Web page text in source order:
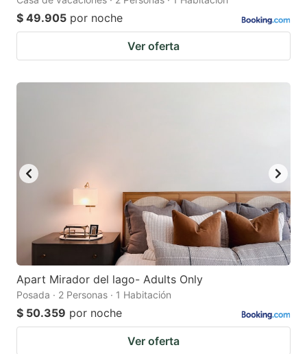
$ 49.905 por noche
Ver oferta
Apart Mirador del lago- Adults Only
Posada · 2 Personas · 1 Habitación
$ 50.359 por noche
Ver oferta